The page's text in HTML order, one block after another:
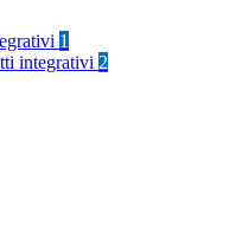
1
integrativi 2